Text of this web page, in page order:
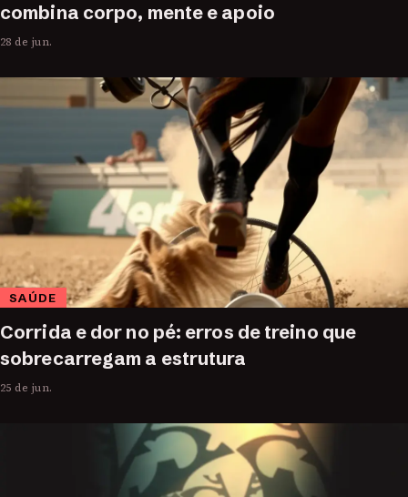
combina corpo, mente e apoio
28 de jun.
SAÚDE
Corrida e dor no pé: erros de treino que
sobrecarregam a estrutura
25 de jun.